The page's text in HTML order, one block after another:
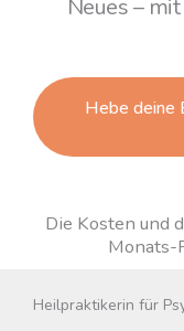
Neues –
Hebe deine
Die Kosten und
Monats-
Heilpraktikerin für